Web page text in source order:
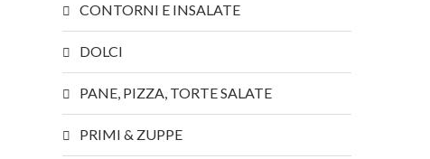
CONTORNI E INSALATE
DOLCI
PANE, PIZZA, TORTE SALATE
PRIMI & ZUPPE